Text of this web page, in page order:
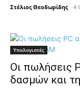
Στέλιος Θεοδωρίδης - 4
Υπολογιστές
Οι πωλήσεις
δασμών και